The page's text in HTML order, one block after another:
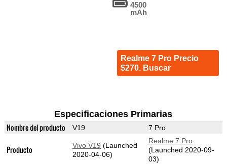
4500
mAh
Realme 7 Pro Precio
$270. Buscar
Especificaciones Primarias
Nombre del producto V19 7 Pro
Producto Vivo V19 (Launched
2020-04-06)
Realme 7 Pro
(Launched 2020-09-
03)